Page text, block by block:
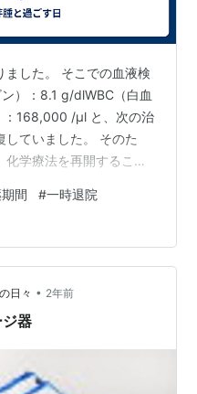
ました。 そこでの血液検
）：8.1 g/dlWBC（白血
168,000 /μl と、次の治
していました。 そのた
学療法を再開すること
ジュールです（ごめん
れまで寛解導入として行
療法：10日間×8ク
そして次のステップとし
…
間 #一時退院
日々 • 2年前
器